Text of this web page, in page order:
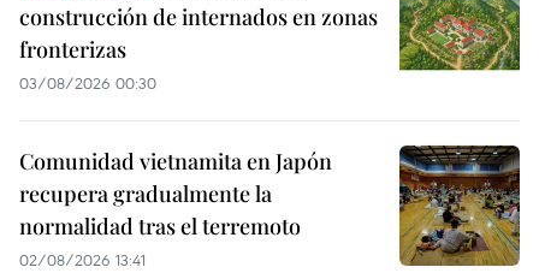
construcción de internados en zonas
fronterizas
03/08/2026 00:30
Comunidad vietnamita en Japón
recupera gradualmente la
normalidad tras el terremoto
02/08/2026 13:41